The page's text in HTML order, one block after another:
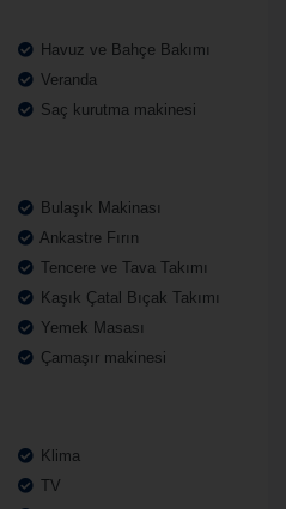
Havuz ve Bahçe Bakımı
Veranda
Saç kurutma makinesi
Bulaşık Makinası
Ankastre Fırın
Tencere ve Tava Takımı
Kaşık Çatal Bıçak Takımı
Yemek Masası
Çamaşır makinesi
Klima
TV